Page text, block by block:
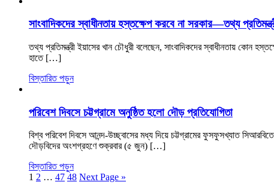
সাংবাদিকদের স্বাধীনতায় হস্তক্ষেপ করবে না সরকার—তথ্য
তথ্য প্রতিমন্ত্রী ইয়াসের খান চৌধুরী বলেছেন, সাংবাদিকদের স্বাধীনতায় কোন
হাতে […]
বিস্তারিত পড়ুন
পরিবেশ দিবসে চট্টগ্রামে অনুষ্ঠিত হলো দৌড় প্রতিযোগিতা
বিশ্ব পরিবেশ দিবসে আনন্দ-উচ্ছ্বাসের মধ্য দিয়ে চট্টগ্রামের ফুসফুসখ্যাত
দৌড়বিদের অংশগ্রহণে শুক্রবার (৫ জুন) […]
বিস্তারিত পড়ুন
1 2 … 47 48 Next Page »